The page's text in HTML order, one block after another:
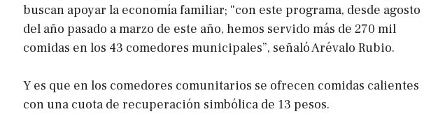
buscan apoyar la economía familiar; “con este programa, desde agosto
del año pasado a marzo de este año, hemos servido más de 270 mil
comidas en los 43 comedores municipales”, señaló Arévalo Rubio.
Y es que en los comedores comunitarios se ofrecen comidas calientes
con una cuota de recuperación simbólica de 13 pesos.